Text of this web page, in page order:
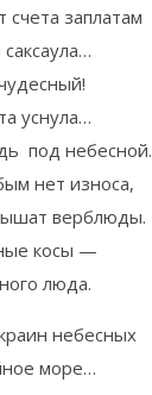
заплатам
уснула…
под небесной.
нет износа,
верблюды.
косы —
люда.
небесных
море…